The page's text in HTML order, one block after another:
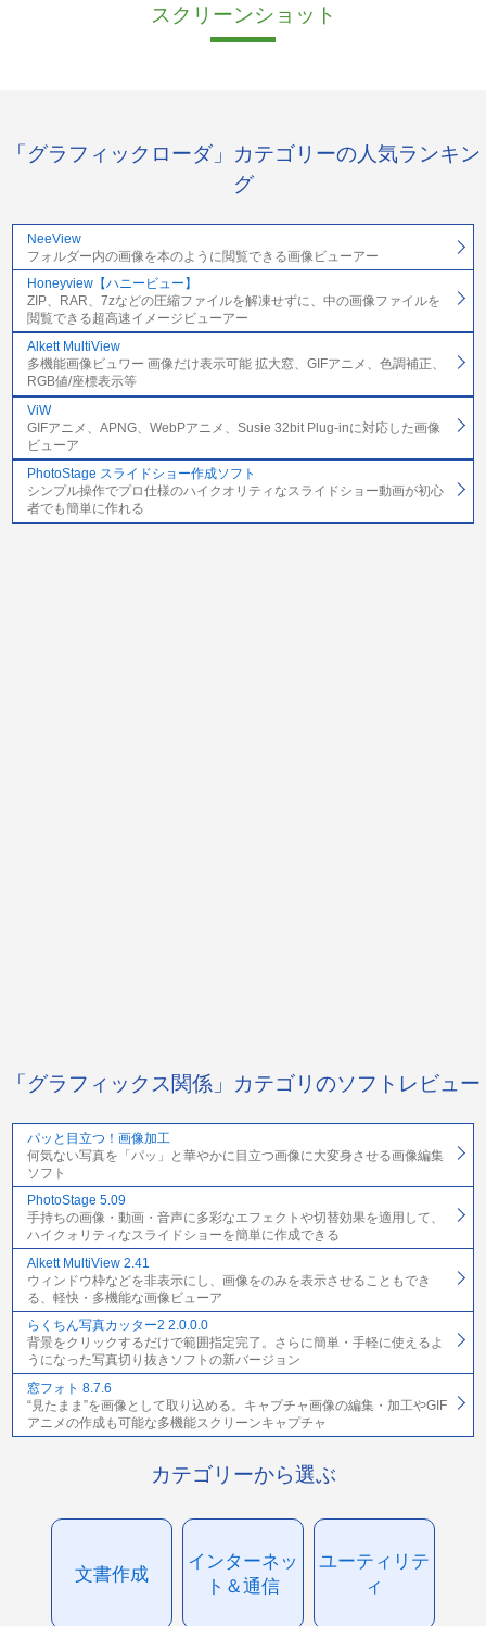
スクリーンショット
「グラフィックローダ」カテゴリーの人気ランキン
グ
NeeView
フォルダー内の画像を本のように閲覧できる画像ビューアー
Honeyview【ハニービュー】
ZIP、RAR、7zなどの圧縮ファイルを解凍せずに、中の画像ファイルを
閲覧できる超高速イメージビューアー
Alkett MultiView
多機能画像ビュワー 画像だけ表示可能 拡大窓、GIFアニメ、色調補正、
RGB値/座標表示等
ViW
GIFアニメ、APNG、WebPアニメ、Susie 32bit Plug-inに対応した画像
ビューア
PhotoStage スライドショー作成ソフト
シンプル操作でプロ仕様のハイクオリティなスライドショー動画が初心
者でも簡単に作れる
「グラフィックス関係」カテゴリのソフトレビュー
パッと目立つ！画像加工
何気ない写真を「パッ」と華やかに目立つ画像に大変身させる画像編集
ソフト
PhotoStage 5.09
手持ちの画像・動画・音声に多彩なエフェクトや切替効果を適用して、
ハイクォリティなスライドショーを簡単に作成できる
Alkett MultiView 2.41
ウィンドウ枠などを非表示にし、画像をのみを表示させることもでき
る、軽快・多機能な画像ビューア
らくちん写真カッター2 2.0.0.0
背景をクリックするだけで範囲指定完了。さらに簡単・手軽に使えるよ
うになった写真切り抜きソフトの新バージョン
窓フォト 8.7.6
“見たまま”を画像として取り込める。キャプチャ画像の編集・加工やGIF
アニメの作成も可能な多機能スクリーンキャプチャ
カテゴリーから選ぶ
文書作成
インターネッ
ト＆通信
ユーティリテ
ィ